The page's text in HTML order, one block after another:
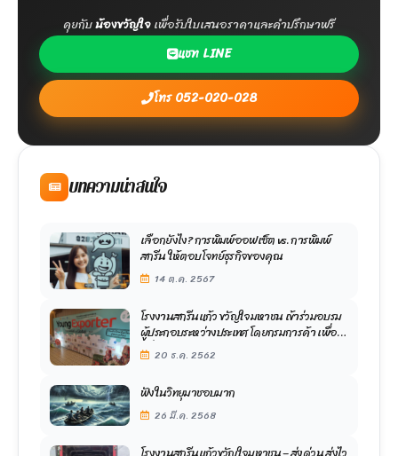
คุยกับน้องขวัญใจเพื่อรับใบเสนอราคาและคำปรึกษาฟรี
แชท LINE
โทร 052-020-028
บทความน่าสนใจ
เลือกยังไง? การพิมพ์ออฟเซ็ต vs. การพิมพ์
สกรีน ให้ตอบโจทย์ธุรกิจของคุณ
14 ต.ค. 2567
โรงงานสกรีนแก้ว ขวัญใจมหาชน เข้าร่วมอบรม
ผู้ประกอบระหว่างประเทศ โดยกรมการค้า เพื่อ
เพิ่มศักยภาพในการพัฒนาองค์กร
20 ธ.ค. 2562
ฟังในวิทยุมาชอบมาก
26 มี.ค. 2568